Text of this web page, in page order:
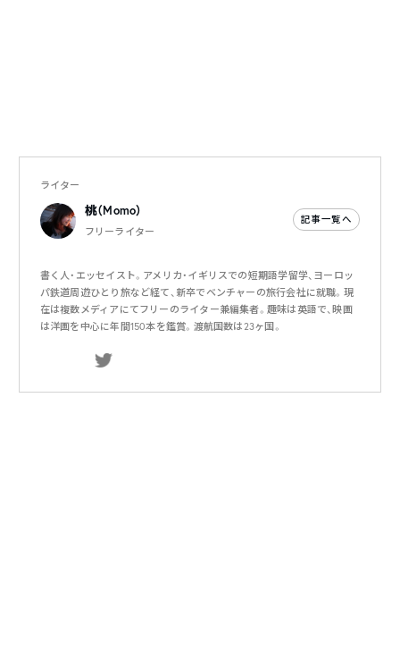
ライター
桃（Momo）
フリーライター
記事一覧へ
書く人・エッセイスト。アメリカ・イギリスでの短期語学留学、ヨーロッ
パ鉄道周遊ひとり旅など経て、新卒でベンチャーの旅行会社に就職。現
在は複数メディアにてフリーのライター兼編集者。趣味は英語で、映画
は洋画を中心に年間150本を鑑賞。渡航国数は23ヶ国。